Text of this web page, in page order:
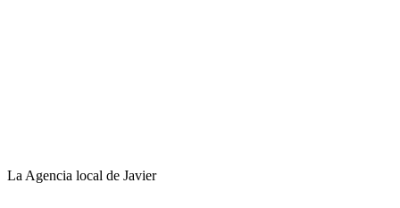
La Agencia local de Javier